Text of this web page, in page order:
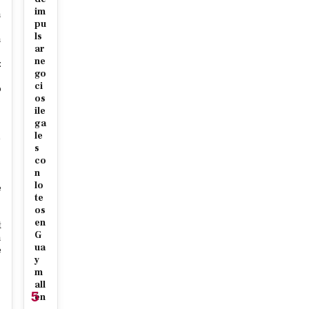
im
pu
ls
ar
ne
go
ci
os
ile
ga
le
s
co
n
lo
te
os
en
G
ua
y
m
all
én
5